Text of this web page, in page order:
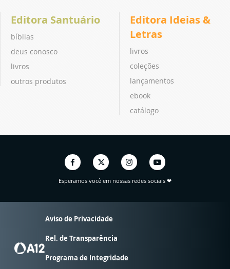
Editora Santuário
bíblias
deus conosco
livros
outros produtos
Editora Ideias &
Letras
livros
coleções
lançamentos
ebook
catálogo
Esperamos você em nossas redes sociais ❤
Aviso de Privacidade
Rel. de Transparência
Programa de Integridade